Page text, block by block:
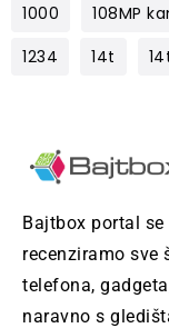
1000
108MP
1234
14t
Bajtbox portal
recenziramo sve
telefona,
naravno s